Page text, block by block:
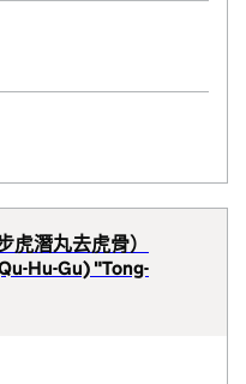
虎潛丸去虎骨）
Hu-Gu) "Tong-